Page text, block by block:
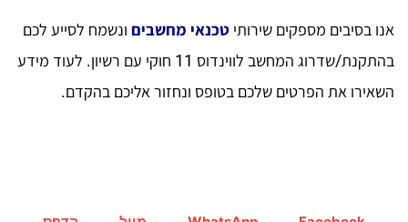
אנו בסיבים מספקים שירותי טכנאי מחשבים ונשמח לסייע לכם
בהתקנת/שדרוג המחשב לווינדוס 11 חוקי עם רשיון. לעוד מידע
השאירו את הפרטים שלכם בטופס ונחזור אליכם בהקדם.